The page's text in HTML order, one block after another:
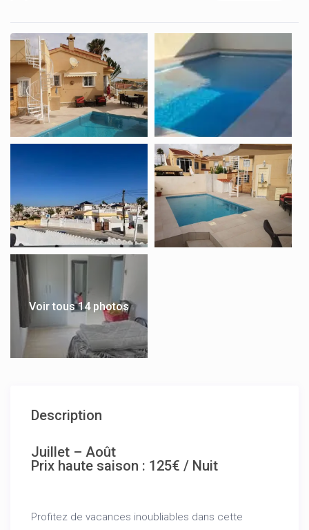
Voir tous 14 photos
Description
Juillet – Août
Prix haute saison : 125€ / Nuit
Profitez de vacances inoubliables dans cette